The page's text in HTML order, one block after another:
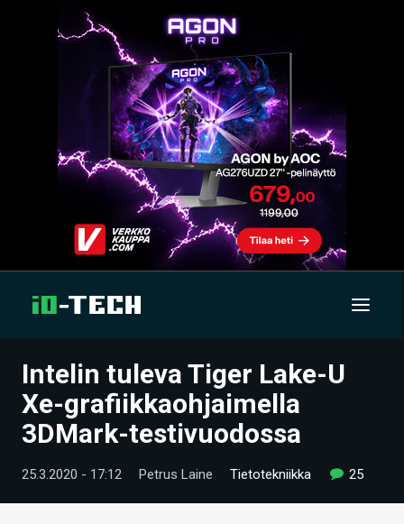
UUTISET
ARTIKKELIT
VIDEOT
TECHBBS
Intelin tuleva Tiger Lake-U
Xe-grafiikkaohjaimella
3DMark-testivuodossa
25.3.2020 - 17:12 Petrus Laine Tietotekniikka 25